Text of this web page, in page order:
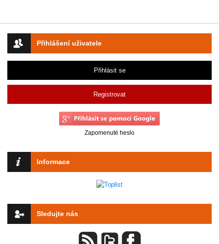
Přihlášení uživatele
Přihlásit se
Registrovat
Zapomenuté heslo
Informace
Sledujte nás